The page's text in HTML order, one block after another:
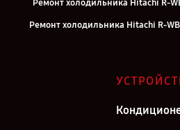
Ремонт холодильника Hitachi R-
Ремонт холодильника Hitachi R-
Ремонт холодильника Hitachi R-